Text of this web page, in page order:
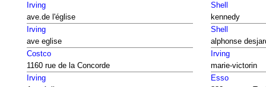
Irving
ave.de l'église
Shell
kennedy
Irving
ave eglise
Shell
alphonse
Costco
1160 rue de la Concorde
Irving
marie-victorin
Irving
Esso